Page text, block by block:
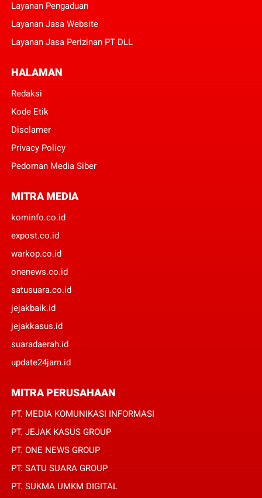
Layanan Pengaduan
Layanan Jasa Website
Layanan Jasa Perizinan PT DLL
HALAMAN
Redaksi
Kode Etik
Disclamer
Privacy Policy
Pedoman Media Siber
MITRA MEDIA
kominfo.co.id
expost.co.id
warkop.co.id
onenews.co.id
satusuara.co.id
jejakbaik.id
jejakkasus.id
suaradaerah.id
update24jam.id
MITRA PERUSAHAAN
PT. MEDIA KOMUNIKASI INFORMASI
PT. JEJAK KASUS GROUP
PT. ONE NEWS GROUP
PT. SATU SUARA GROUP
PT. SUKMA UMKM DIGITAL